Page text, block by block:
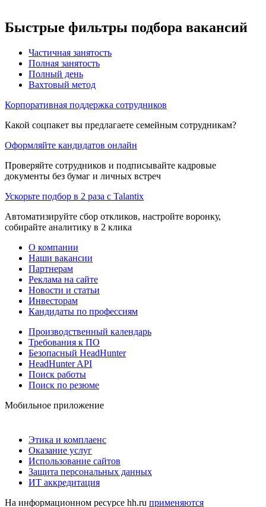
Быстрые фильтры подбора вакансий
Частичная занятость
Полная занятость
Полный день
Вахтовый метод
Корпоративная поддержка сотрудников
Какой соцпакет вы предлагаете семейным сотрудникам?
Оформляйте кандидатов онлайн
Проверяйте сотрудников и подписывайте кадровые
документы без бумаг и личных встреч
Ускорьте подбор в 2 раза с Talantix
Автоматизируйте сбор откликов, настройте воронку,
собирайте аналитику в 2 клика
О компании
Наши вакансии
Партнерам
Реклама на сайте
Новости и статьи
Инвесторам
Кандидаты по профессиям
Производственный календарь
Требования к ПО
Безопасный HeadHunter
HeadHunter API
Поиск работы
Поиск по резюме
Мобильное приложение
Этика и комплаенс
Оказание услуг
Использование сайтов
Защита персональных данных
ИТ аккредитация
На информационном ресурсе hh.ru применяются